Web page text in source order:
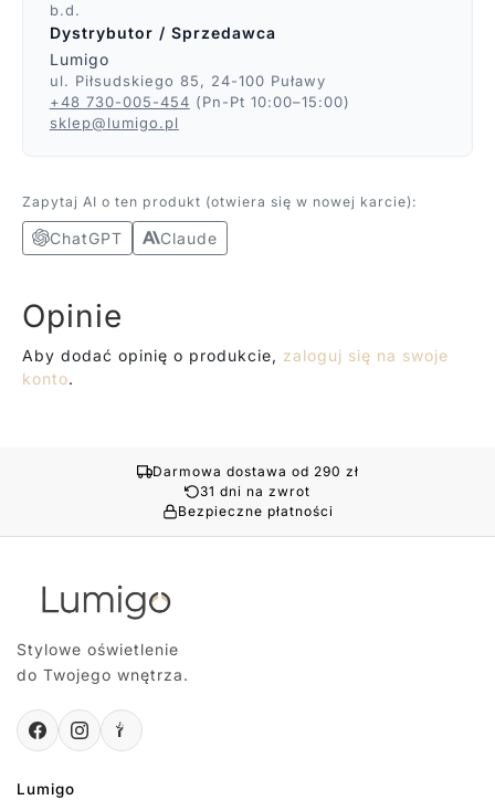
b.d.
Dystrybutor / Sprzedawca
Lumigo
ul. Piłsudskiego 85, 24-100 Puławy
+48 730-005-454 (Pn-Pt 10:00–15:00)
sklep@lumigo.pl
Zapytaj AI o ten produkt (otwiera się w nowej karcie):
ChatGPT Claude
Opinie
Aby dodać opinię o produkcie, zaloguj się na swoje
konto.
Darmowa dostawa od 290 zł
31 dni na zwrot
Bezpieczne płatności
Stylowe oświetlenie
do Twojego wnętrza.
Lumigo